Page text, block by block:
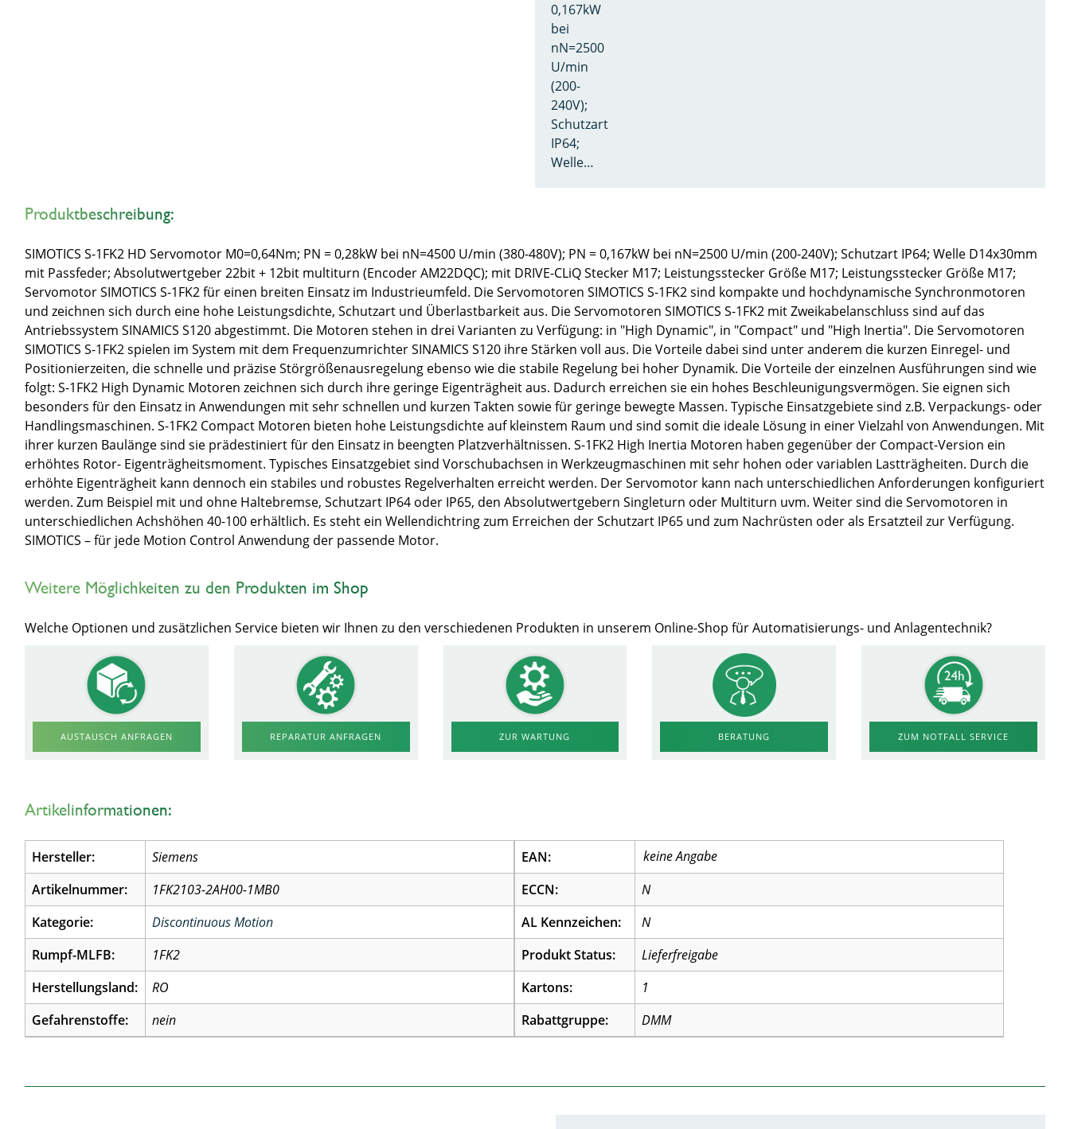
0,167kW
bei
nN=2500
U/min
(200-
240V);
Schutzart
IP64;
Welle…
Produktbeschreibung:
SIMOTICS S-1FK2 HD Servomotor M0=0,64Nm; PN = 0,28kW bei nN=4500 U/min (380-480V); PN = 0,167kW bei nN=2500 U/min (200-240V); Schutzart IP64; Welle D14x30mm
mit Passfeder; Absolutwertgeber 22bit + 12bit multiturn (Encoder AM22DQC); mit DRIVE-CLiQ Stecker M17; Leistungsstecker Größe M17; Leistungsstecker Größe M17;
Servomotor SIMOTICS S-1FK2 für einen breiten Einsatz im Industrieumfeld. Die Servomotoren SIMOTICS S-1FK2 sind kompakte und hochdynamische Synchronmotoren
und zeichnen sich durch eine hohe Leistungsdichte, Schutzart und Überlastbarkeit aus. Die Servomotoren SIMOTICS S-1FK2 mit Zweikabelanschluss sind auf das
Antriebssystem SINAMICS S120 abgestimmt. Die Motoren stehen in drei Varianten zu Verfügung: in "High Dynamic", in "Compact" und "High Inertia". Die Servomotoren
SIMOTICS S-1FK2 spielen im System mit dem Frequenzumrichter SINAMICS S120 ihre Stärken voll aus. Die Vorteile dabei sind unter anderem die kurzen Einregel- und
Positionierzeiten, die schnelle und präzise Störgrößenausregelung ebenso wie die stabile Regelung bei hoher Dynamik. Die Vorteile der einzelnen Ausführungen sind wie
folgt: S-1FK2 High Dynamic Motoren zeichnen sich durch ihre geringe Eigenträgheit aus. Dadurch erreichen sie ein hohes Beschleunigungsvermögen. Sie eignen sich
besonders für den Einsatz in Anwendungen mit sehr schnellen und kurzen Takten sowie für geringe bewegte Massen. Typische Einsatzgebiete sind z.B. Verpackungs- oder
Handlingsmaschinen. S-1FK2 Compact Motoren bieten hohe Leistungsdichte auf kleinstem Raum und sind somit die ideale Lösung in einer Vielzahl von Anwendungen. Mit
ihrer kurzen Baulänge sind sie prädestiniert für den Einsatz in beengten Platzverhältnissen. S-1FK2 High Inertia Motoren haben gegenüber der Compact-Version ein
erhöhtes Rotor- Eigenträgheitsmoment. Typisches Einsatzgebiet sind Vorschubachsen in Werkzeugmaschinen mit sehr hohen oder variablen Lastträgheiten. Durch die
erhöhte Eigenträgheit kann dennoch ein stabiles und robustes Regelverhalten erreicht werden. Der Servomotor kann nach unterschiedlichen Anforderungen konfiguriert
werden. Zum Beispiel mit und ohne Haltebremse, Schutzart IP64 oder IP65, den Absolutwertgebern Singleturn oder Multiturn uvm. Weiter sind die Servomotoren in
unterschiedlichen Achshöhen 40-100 erhältlich. Es steht ein Wellendichtring zum Erreichen der Schutzart IP65 und zum Nachrüsten oder als Ersatzteil zur Verfügung.
SIMOTICS – für jede Motion Control Anwendung der passende Motor.
Weitere Möglichkeiten zu den Produkten im Shop
Welche Optionen und zusätzlichen Service bieten wir Ihnen zu den verschiedenen Produkten in unserem Online-Shop für Automatisierungs- und Anlagentechnik?
AUSTAUSCH ANFRAGEN REPARATUR ANFRAGEN ZUR WARTUNG BERATUNG ZUM NOTFALL SERVICE
Artikelinformationen:
Hersteller:
Siemens
Artikelnummer:
1FK2103-2AH00-1MB0
Kategorie:
Discontinuous Motion
Rumpf-MLFB:
1FK2
Herstellungsland:
RO
Gefahrenstoffe:
nein
EAN:
ECCN:
N
AL Kennzeichen:
N
Produkt Status:
Lieferfreigabe
Kartons:
1
Rabattgruppe:
DMM